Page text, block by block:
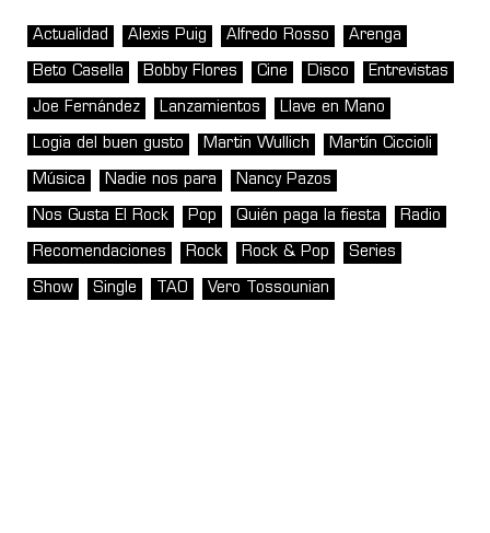
Actualidad Alexis Puig Alfredo Rosso Arenga
Beto Casella Bobby Flores Cine Disco Entrevistas
Joe Fernández Lanzamientos Llave en Mano
Logia del buen gusto Martin Wullich Martín Ciccioli
Música Nadie nos para Nancy Pazos
Nos Gusta El Rock Pop Quién paga la fiesta Radio
Recomendaciones Rock Rock & Pop Series
Show Single TAO Vero Tossounian